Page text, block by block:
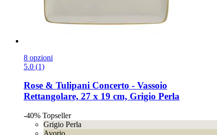
8 opzioni
5.0 (1)
Rose & Tulipani Concerto -​ Vassoio
Rettangolare, 27 x 19 cm, Grigio Perla
-40% Topseller
Grigio Perla
Avorio